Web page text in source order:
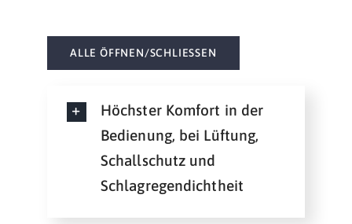
ALLE ÖFFNEN/SCHLIESSEN
Höchster Komfort in der
Bedienung, bei Lüftung,
Schallschutz und
Schlagregendichtheit